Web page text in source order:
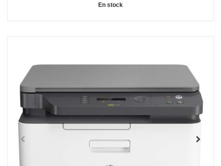
En stock